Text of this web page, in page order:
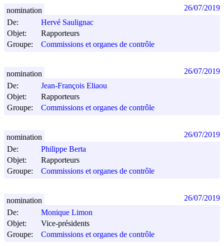
De:
Hervé Saulignac
Objet:
Rapporteurs
Groupe:
Commissions et organes de contrôle
nomination 26/07/2019
De:
Jean-François Eliaou
Objet:
Rapporteurs
Groupe:
Commissions et organes de contrôle
nomination 26/07/2019
De:
Philippe Berta
Objet:
Rapporteurs
Groupe:
Commissions et organes de contrôle
nomination 26/07/2019
De:
Monique Limon
Objet:
Vice-présidents
Groupe:
Commissions et organes de contrôle
nomination 26/07/2019